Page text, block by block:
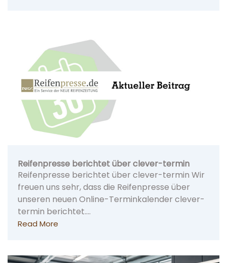
Reifenpresse berichtet über clever-termin
Reifenpresse berichtet über clever-termin Wir
freuen uns sehr, dass die Reifenpresse über
unseren neuen Online-Terminkalender clever-
termin berichtet.…
Read More